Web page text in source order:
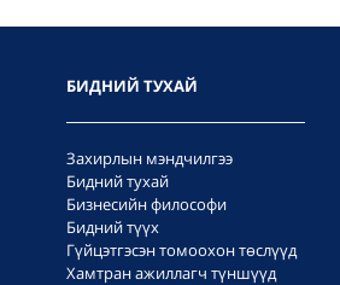
БИДНИЙ ТУХАЙ
Захирлын мэндчилгээ
Бидний тухай
Бизнесийн философи
Бидний түүх
Гүйцэтгэсэн томоохон төслүүд
Хамтран ажиллагч түншүүд